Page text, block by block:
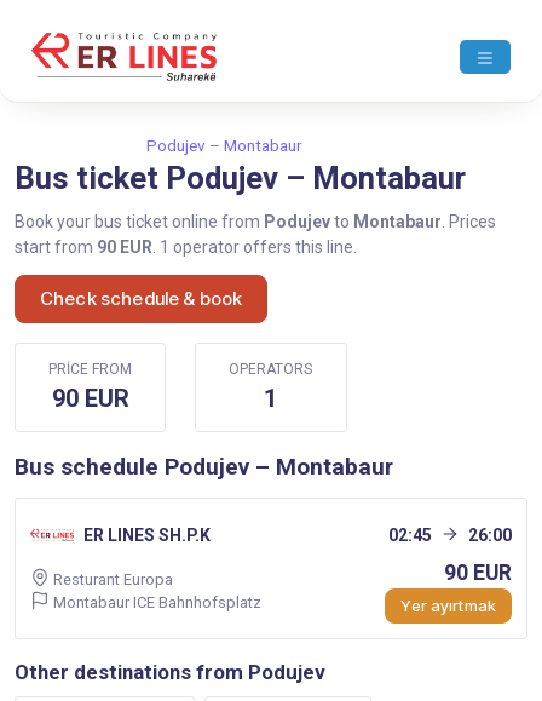
Podujev – Montabaur
Bus ticket Podujev – Montabaur
Book your bus ticket online from Podujevto Montabaur . Prices
start from 90 EUR . 1 operator offers this line.
Check schedule & book
PRICE FROM
90 EUR
OPERATORS
1
Bus schedule Podujev – Montabaur
ER LINES SH.P.K 02:45 26:00
Resturant Europa
Montabaur ICE Bahnhofsplatz
90 EUR
Yer ayırtmak
Other destinations from Podujev